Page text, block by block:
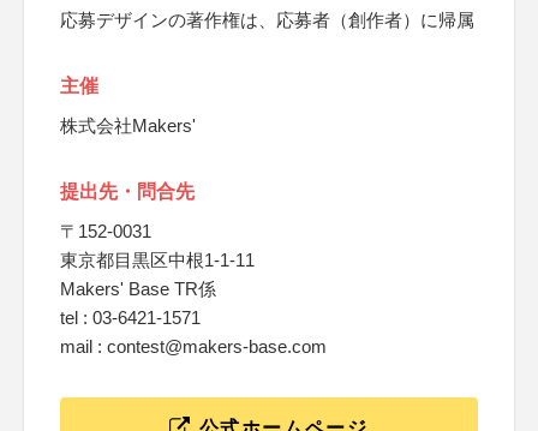
応募デザインの著作権は、応募者（創作者）に帰属
主催
株式会社Makers'
提出先・問合先
〒152-0031
東京都目黒区中根1-1-11
Makers' Base TR係
tel : 03-6421-1571
mail : contest@makers-base.com